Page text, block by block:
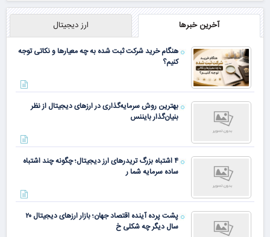
آخرین خبرها ارز دیجیتال
هنگام خرید شرکت ثبت شده به چه معیارها و نکاتی توجه
کنیم؟
بهترین روش سرمایه‌گذاری در ارزهای دیجیتال از نظر
بنیان‌گذار بایننس
۴ اشتباه بزرگ تریدرهای ارز دیجیتال؛ چگونه چند اشتباه
ساده سرمایه شما ر
پشت پرده آینده اقتصاد جهان؛ بازار ارزهای دیجیتال ۲۰
سال دیگر چه شکلی خ